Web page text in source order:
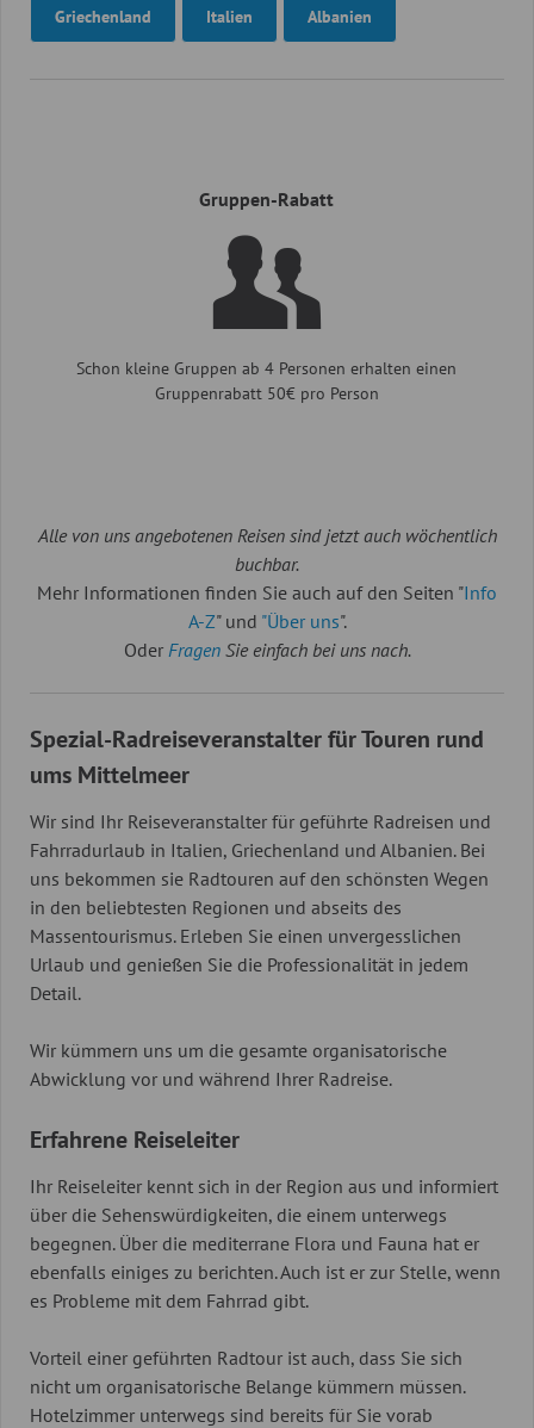
Griechenland Italien Albanien
Gruppen-Rabatt
Schon kleine Gruppen ab 4 Personen erhalten einen
Gruppenrabatt 50€ pro Person
Alle von uns angebotenen Reisen sind jetzt auch wöchentlich
buchbar.
Mehr Informationen finden Sie auch auf den Seiten "Info
A-Z" und "Über uns".
Oder FragenSie einfach bei uns nach.
Spezial-Radreiseveranstalter für Touren rund
ums Mittelmeer
Wir sind Ihr Reiseveranstalter für geführte Radreisen und
Fahrradurlaub in Italien, Griechenland und Albanien. Bei
uns bekommen sie Radtouren auf den schönsten Wegen
in den beliebtesten Regionen und abseits des
Massentourismus. Erleben Sie einen unvergesslichen
Urlaub und genießen Sie die Professionalität in jedem
Detail.
Wir kümmern uns um die gesamte organisatorische
Abwicklung vor und während Ihrer Radreise.
Erfahrene Reiseleiter
Ihr Reiseleiter kennt sich in der Region aus und informiert
über die Sehenswürdigkeiten, die einem unterwegs
begegnen. Über die mediterrane Flora und Fauna hat er
ebenfalls einiges zu berichten. Auch ist er zur Stelle, wenn
es Probleme mit dem Fahrrad gibt.
Vorteil einer geführten Radtour ist auch, dass Sie sich
nicht um organisatorische Belange kümmern müssen.
Hotelzimmer unterwegs sind bereits für Sie vorab